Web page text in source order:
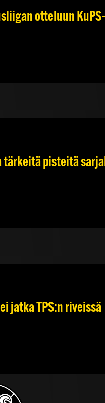
otteluun
tärkeitä pisteitä
jatka TPS:n riveissä